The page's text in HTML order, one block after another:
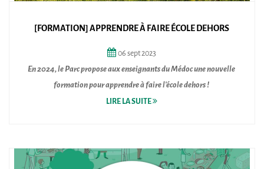
[FORMATION] APPRENDRE À FAIRE ÉCOLE DEHORS
06sept2023
En 2024, le Parc propose aux enseignants du Médoc une nouvelle
formation pour apprendre à faire l'école dehors !
LIRE LA SUITE